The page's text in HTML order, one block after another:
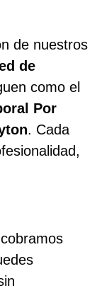
de nuestros
de
como el
Por
. Cada